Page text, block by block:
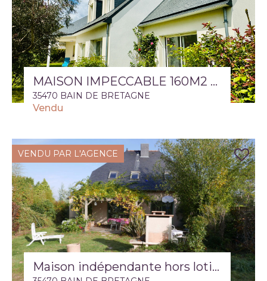
MAISON IMPECCABLE 160M2 AVEC JARDIN DE PRESQUE 840 M2
35470 BAIN DE BRETAGNE
Vendu
VENDU PAR L'AGENCE
Maison indépendante hors lotissement jardin de 700 m2